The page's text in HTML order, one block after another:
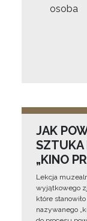
osoba
JAK
SZTUKA
„KINO
Lekcja
wyjątkowego
które
nazywanego